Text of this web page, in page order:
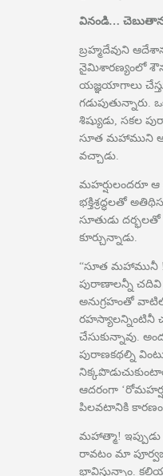
వినండి…
బ్రహ్మదేవుని
నైమిశారణ్యంలో
యజ్ఞయాగాలు
గడుపుతున్నారు.
శిష్యుడు, సకల
సూత మహాముని ఆ
వచ్చాడు.
మహర్షులందరూ
భక్తిశ్రద్ధలతో
సూతుడు
కూర్చున్నాడు.
“సూత మహామునీ !
పురాణాలన్నీ చదివి
అనుగ్రహంతో
రహస్యాలన్నింటినీ
చేసుకున్నావు.
పురాణకథల్ని
ఆదరంగా
పిలవటానికి
మహాత్మా! ఇప్పుడు
రావటం మా
భావిస్తున్నాం.